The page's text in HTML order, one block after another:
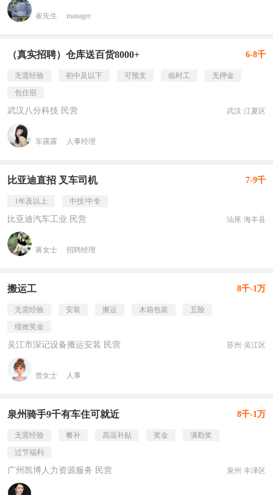
崔先生 manager
（真实招聘）仓库送百货8000+ 6-8千
无需经验 初中及以下 可预支 临时工
无押金
包住宿
武汉八分科技 民营 武汉·江夏区
车露露 人事经理
比亚迪直招 叉车司机 7-9千
1年及以上 中技/中专
比亚迪汽车工业 民营 汕尾·海丰县
蒋女士 招聘经理
搬运工 8千-1万
无需经验 安装 搬运 木箱包装
五险
绩效奖金
吴江市深记设备搬运安装 民营 苏州·吴江区
曾女士 人事
泉州骑手9千有车住可就近 8千-1万
无需经验 餐补 高温补贴 奖金
满勤奖
过节福利
广州凯博人力资源服务 民营 泉州·丰泽区